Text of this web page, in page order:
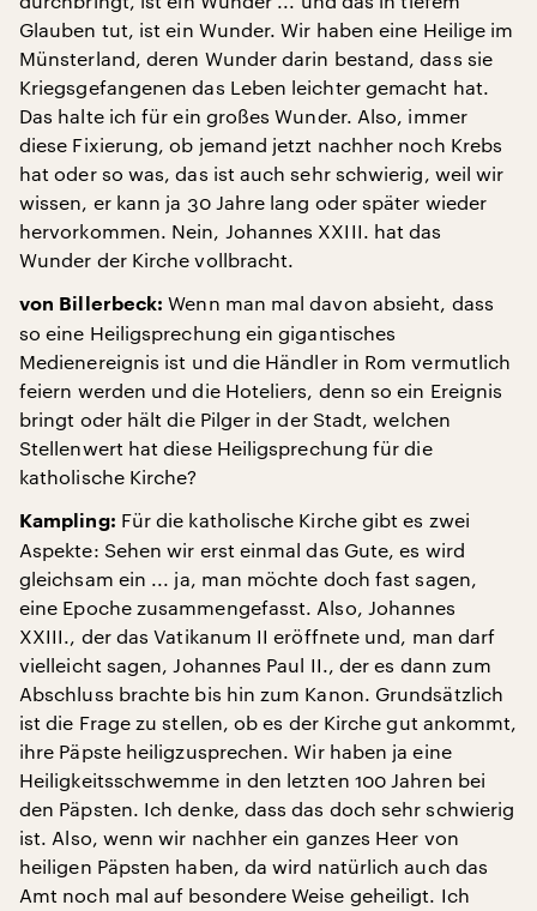
Glauben tut, ist ein Wunder. Wir haben eine Heilige im
Münsterland, deren Wunder darin bestand, dass sie
Kriegsgefangenen das Leben leichter gemacht hat.
Das halte ich für ein großes Wunder. Also, immer
diese Fixierung, ob jemand jetzt nachher noch Krebs
hat oder so was, das ist auch sehr schwierig, weil wir
wissen, er kann ja 30 Jahre lang oder später wieder
hervorkommen. Nein, Johannes XXIII. hat das
Wunder der Kirche vollbracht.
von Billerbeck: Wenn man mal davon absieht, dass
so eine Heiligsprechung ein gigantisches
Medienereignis ist und die Händler in Rom vermutlich
feiern werden und die Hoteliers, denn so ein Ereignis
bringt oder hält die Pilger in der Stadt, welchen
Stellenwert hat diese Heiligsprechung für die
katholische Kirche?
Kampling: Für die katholische Kirche gibt es zwei
Aspekte: Sehen wir erst einmal das Gute, es wird
gleichsam ein ... ja, man möchte doch fast sagen,
eine Epoche zusammengefasst. Also, Johannes
XXIII., der das Vatikanum II eröffnete und, man darf
vielleicht sagen, Johannes Paul II., der es dann zum
Abschluss brachte bis hin zum Kanon. Grundsätzlich
ist die Frage zu stellen, ob es der Kirche gut ankommt,
ihre Päpste heiligzusprechen. Wir haben ja eine
Heiligkeitsschwemme in den letzten 100 Jahren bei
den Päpsten. Ich denke, dass das doch sehr schwierig
ist. Also, wenn wir nachher ein ganzes Heer von
heiligen Päpsten haben, da wird natürlich auch das
Amt noch mal auf besondere Weise geheiligt. Ich